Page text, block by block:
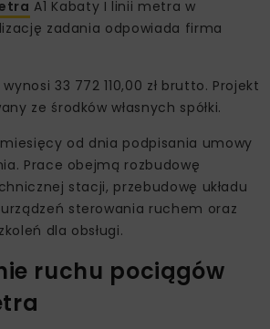
A1 Kabaty I linii metra w
zadania odpowiada firma
33 772 110,00 zł brutto. Projekt
ze środków własnych spółki.
od dnia podpisania umowy
Prace obejmą rozbudowę
stacji, przebudowę układu
sterowania ruchem oraz
dla obsługi.
ruchu pociągów